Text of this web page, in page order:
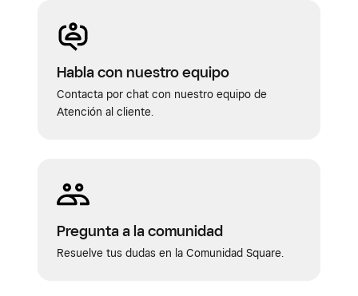
Habla con nuestro equipo
Contacta por chat con nuestro equipo de
Atención al cliente.
Pregunta a la comunidad
Resuelve tus dudas en la Comunidad Square.